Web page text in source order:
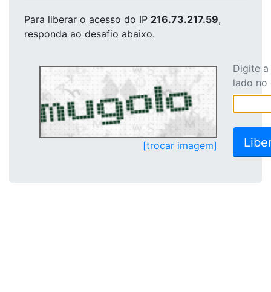
Para liberar o acesso do IP 216.73.217.59,
responda ao desafio abaixo.
[trocar imagem]
Digite
lado no